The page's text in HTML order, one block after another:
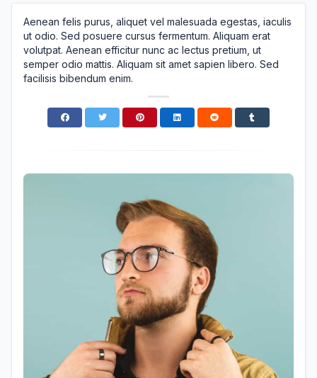
Aenean felis purus, aliquet vel malesuada egestas, iaculis
ut odio. Sed posuere cursus fermentum. Aliquam erat
volutpat. Aenean efficitur nunc ac lectus pretium, ut
semper odio mattis. Aliquam sit amet sapien libero. Sed
facilisis bibendum enim.